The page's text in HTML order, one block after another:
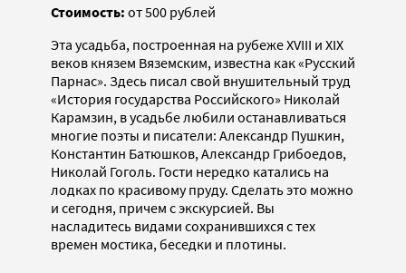
Стоимость: от 500 рублей
Эта усадьба, построенная на рубеже XVIII и XIX
веков князем Вяземским, известна как «Русский
Парнас». Здесь писал свой внушительный труд
«История государства Российского» Николай
Карамзин, в усадьбе любили останавливаться
многие поэты и писатели: Александр Пушкин,
Константин Батюшков, Александр Грибоедов,
Николай Гоголь. Гости нередко катались на
лодках по красивому пруду. Сделать это можно
и сегодня, причем с экскурсией. Вы
насладитесь видами сохранившихся с тех
времен мостика, беседки и плотины.